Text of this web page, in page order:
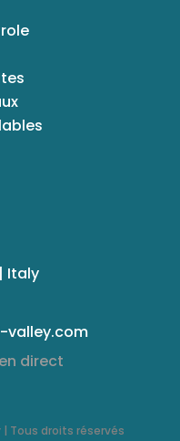
Italy
valley.com
direct
Tous droits réservés